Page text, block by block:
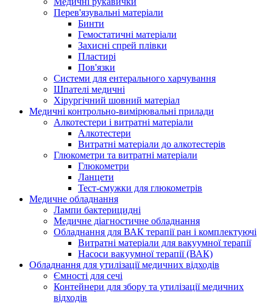
Перев'язувальні матеріали
Бинти
Гемостатичні матеріали
Захисні спрей плівки
Пластирі
Пов'язки
Системи для ентерального харчування
Шпателі медичні
Хірургічний шовний матеріал
Медичні контрольно-вимірювальні прилади
Алкотестери і витратні матеріали
Алкотестери
Витратні матеріали до алкотестерів
Глюкометри та витратні матеріали
Глюкометри
Ланцети
Тест-смужки для глюкометрів
Медичне обладнання
Лампи бактерицидні
Медичне діагностичне обладнання
Обладнання для ВАК терапії ран і комплектуючі
Витратні матеріали для вакуумної терапії
Насоси вакуумної терапії (ВАК)
Обладнання для утилізації медичних відходів
Ємності для сечі
Контейнери для збору та утилізації медичних
відходів